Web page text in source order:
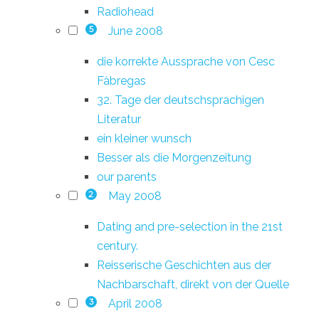
Radiohead
5 June 2008
die korrekte Aussprache von Cesc
Fàbregas
32. Tage der deutschsprachigen
Literatur
ein kleiner wunsch
Besser als die Morgenzeitung
our parents
2 May 2008
Dating and pre-selection in the 21st
century.
Reisserische Geschichten aus der
Nachbarschaft, direkt von der Quelle
3 April 2008